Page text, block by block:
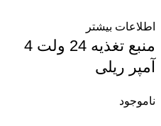
اطلاعات بیشتر
منبع تغذیه 24 ولت 4
آمپر ریلی
ناموجود